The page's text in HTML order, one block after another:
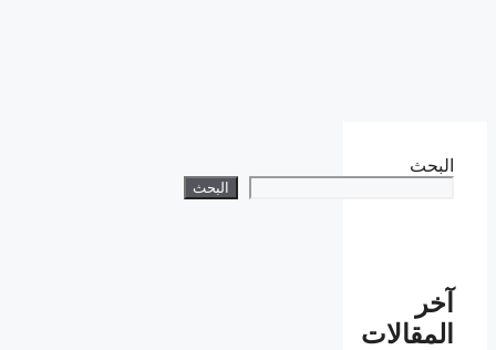
البحث
البحث
آخر
المقالات